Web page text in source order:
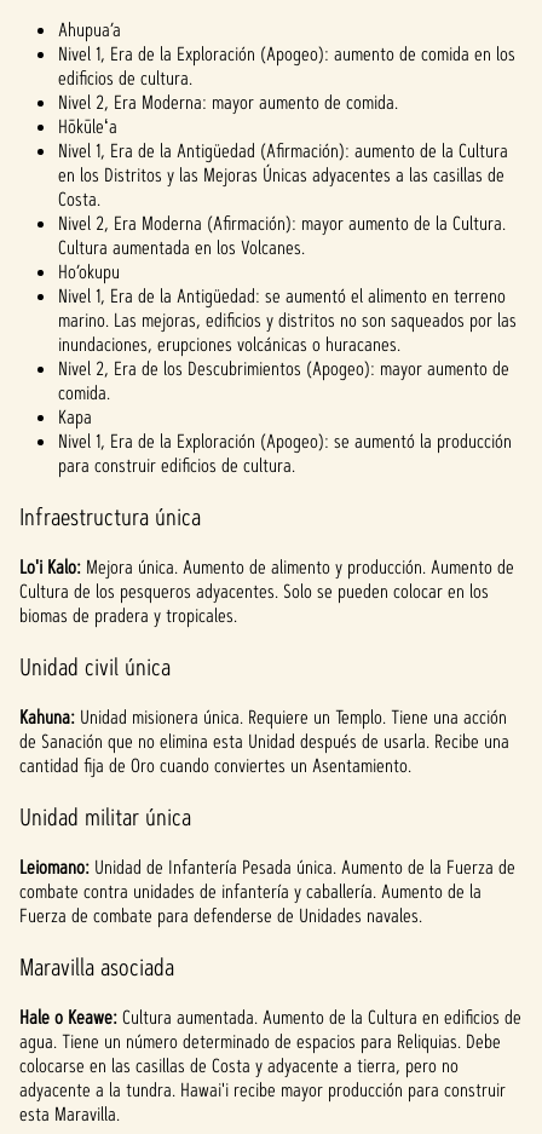
Ahupua’a
Nivel 1, Era de la Exploración (Apogeo): aumento de comida en los
edificios de cultura.
Nivel 2, Era Moderna: mayor aumento de comida.
Hōkūleʻa
Nivel 1, Era de la Antigüedad (Afirmación): aumento de la Cultura
en los Distritos y las Mejoras Únicas adyacentes a las casillas de
Costa.
Nivel 2, Era Moderna (Afirmación): mayor aumento de la Cultura.
Cultura aumentada en los Volcanes.
Ho’okupu
Nivel 1, Era de la Antigüedad: se aumentó el alimento en terreno
marino. Las mejoras, edificios y distritos no son saqueados por las
inundaciones, erupciones volcánicas o huracanes.
Nivel 2, Era de los Descubrimientos (Apogeo): mayor aumento de
comida.
Kapa
Nivel 1, Era de la Exploración (Apogeo): se aumentó la producción
para construir edificios de cultura.
Infraestructura única
Lo'i Kalo: Mejora única. Aumento de alimento y producción. Aumento de
Cultura de los pesqueros adyacentes. Solo se pueden colocar en los
biomas de pradera y tropicales.
Unidad civil única
Kahuna: Unidad misionera única. Requiere un Templo. Tiene una acción
de Sanación que no elimina esta Unidad después de usarla. Recibe una
cantidad fija de Oro cuando conviertes un Asentamiento.
Unidad militar única
Leiomano: Unidad de Infantería Pesada única. Aumento de la Fuerza de
combate contra unidades de infantería y caballería. Aumento de la
Fuerza de combate para defenderse de Unidades navales.
Maravilla asociada
Hale o Keawe:Cultura aumentada. Aumento de la Cultura en edificios de
agua. Tiene un número determinado de espacios para Reliquias. Debe
colocarse en las casillas de Costa y adyacente a tierra, pero no
adyacente a la tundra. Hawai'i recibe mayor producción para construir
esta Maravilla.